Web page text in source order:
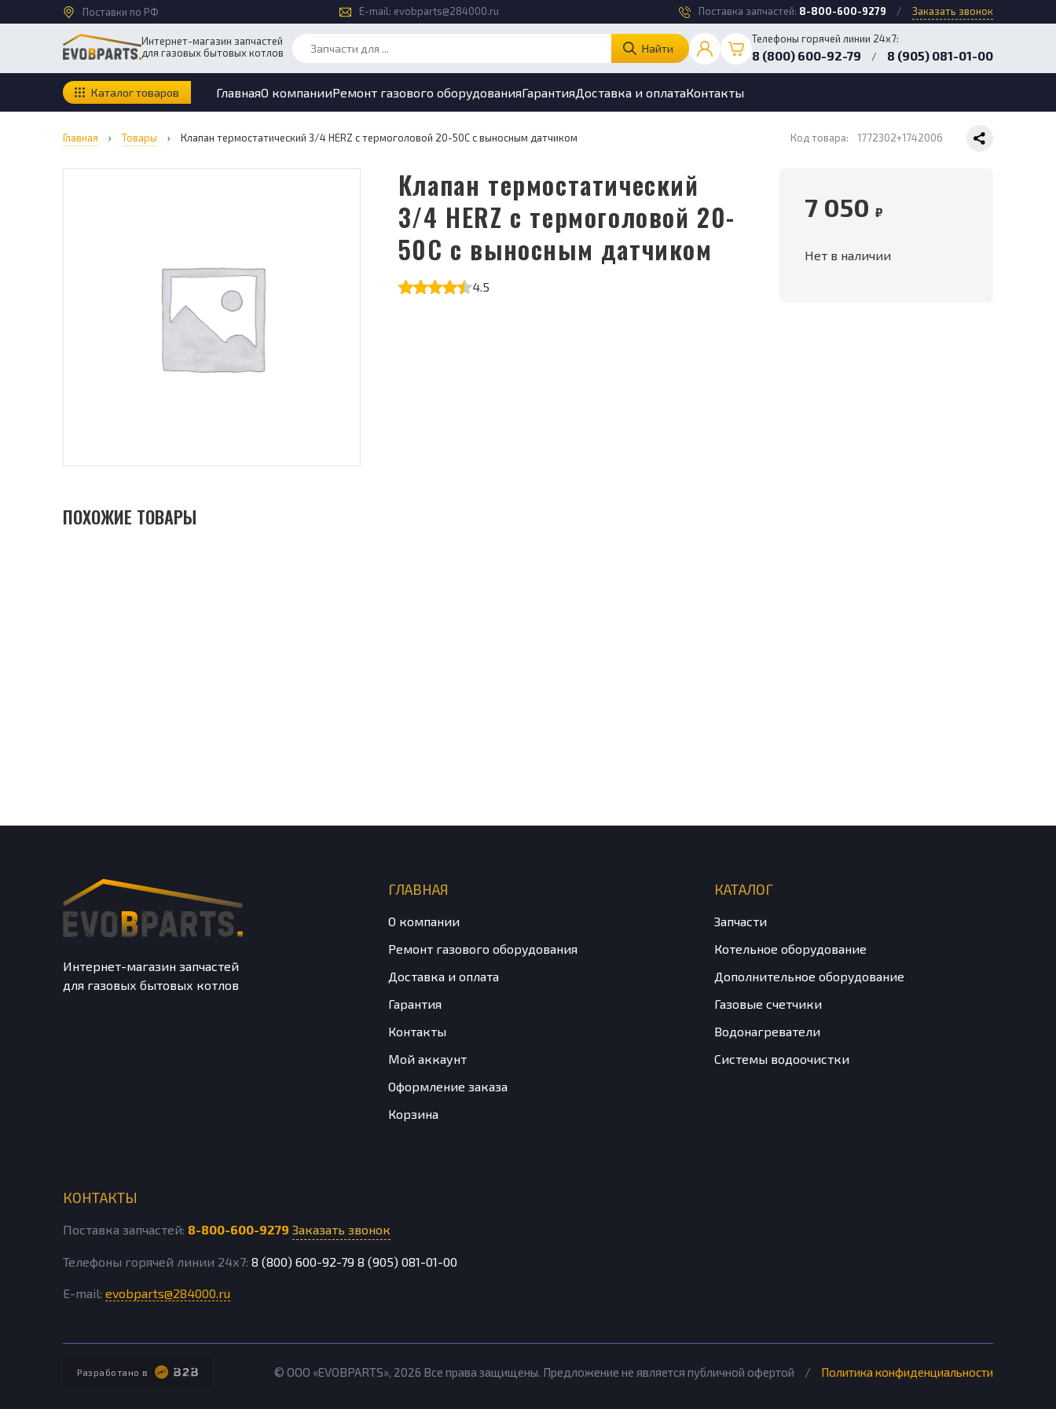
Поставки по РФ E-mail: evobparts@284000.ru Поставка запчастей: 8-800-600-9279 / Заказать звонок
Интернет-магазин запчастей
для газовых бытовых котлов
Найти
Телефоны горячей линии 24х7:
8 (800) 600-92-79 / 8 (905) 081-01-00
Каталог товаров ГлавнаяО компанииРемонт газового оборудованияГарантияДоставка и оплатаКонтакты
Главная › Товары › Клапан термостатический 3/4 HERZ с термоголовой 20-50С с выносным датчиком Код товара: 1772302+1742006
Клапан термостатический
3/4 HERZ с термоголовой 20-
50С с выносным датчиком
4.5
7 050 ₽
Нет в наличии
ПОХОЖИЕ ТОВАРЫ
Интернет-магазин запчастей
для газовых бытовых котлов
ГЛАВНАЯ
О компании
Ремонт газового оборудования
Доставка и оплата
Гарантия
Контакты
Мой аккаунт
Оформление заказа
Корзина
КАТАЛОГ
Запчасти
Котельное оборудование
Дополнительное оборудование
Газовые счетчики
Водонагреватели
Системы водоочистки
КОНТАКТЫ
Поставка запчастей: 8-800-600-9279 Заказать звонок
Телефоны горячей линии 24х7: 8 (800) 600-92-79 8 (905) 081-01-00
E-mail: evobparts@284000.ru
Разработано в © ООО «EVOBPARTS», 2026 Все права защищены. Предложение не является публичной офертой / Политика конфиденциальности